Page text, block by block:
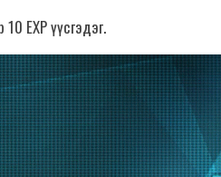
EXP үүсгэдэг.